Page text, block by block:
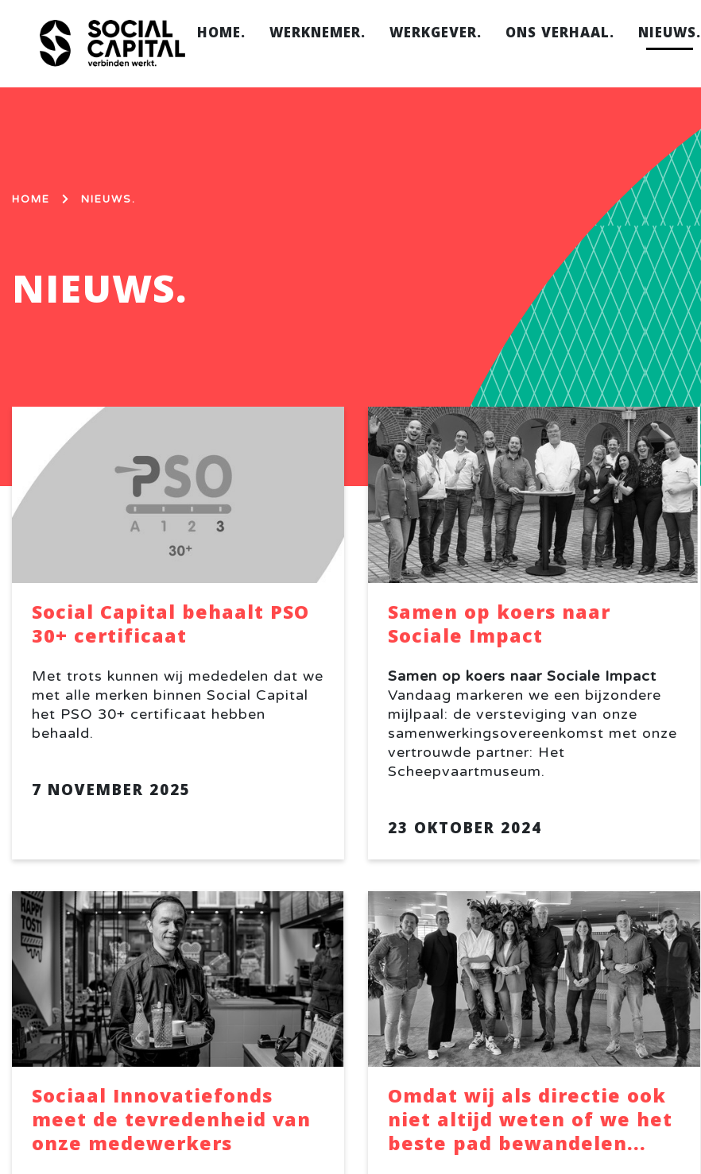
HOME. WERKNEMER.
Ik wil werken.
WERKGEVER.
Ik zoek
ONS VERHAAL.
Hoe het begon.
NIEUWS.
HOME NIEUWS.
NIEUWS.
Social Capital behaalt PSO
30+ certificaat
Met trots kunnen wij mededelen dat we
met alle merken binnen Social Capital
het PSO 30+ certificaat hebben
behaald.
7 NOVEMBER 2025
Samen op koers naar
Sociale Impact
Samen op koers naar Sociale Impact
Vandaag markeren we een bijzondere
mijlpaal: de versteviging van onze
samenwerkingsovereenkomst met onze
vertrouwde partner: Het
Scheepvaartmuseum.
23 OKTOBER 2024
Sociaal Innovatiefonds
meet de tevredenheid van
onze medewerkers
Omdat wij als directie ook
niet altijd weten of we het
beste pad bewandelen...